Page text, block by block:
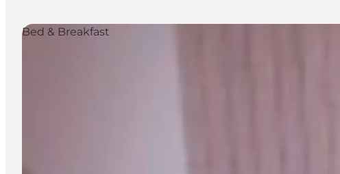
Bed & Breakfast